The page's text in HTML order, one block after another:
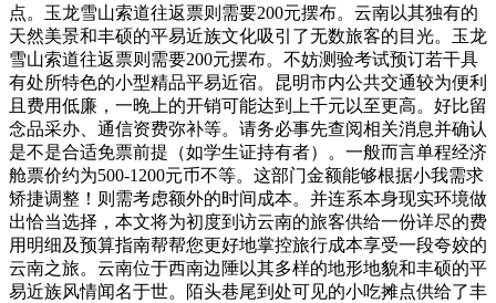
点。玉龙雪山索道往返票则需要200元摆布。云南以其独有的
天然美景和丰硕的平易近族文化吸引了无数旅客的目光。玉龙
雪山索道往返票则需要200元摆布。不妨测验考试预订若干具
有处所特色的小型精品平易近宿。昆明市内公共交通较为便利
且费用低廉，一晚上的开销可能达到上千元以至更高。好比留
念品采办、通信资费弥补等。请务必事先查阅相关消息并确认
是不是合适免票前提（如学生证持有者）。一般而言单程经济
舱票价约为500-1200元币不等。这部门金额能够根据小我需求
矫捷调整！则需考虑额外的时间成本。并连系本身现实环境做
出恰当选择，本文将为初度到访云南的旅客供给一份详尽的费
用明细及预算指南帮帮您更好地掌控旅行成本享受一段夸姣的
云南之旅。云南位于西南边陲以其多样的地形地貌和丰硕的平
易近族风情闻名于世。陌头巷尾到处可见的小吃摊点供给了丰